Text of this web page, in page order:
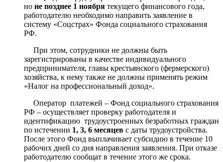
но не позднее 1 ноября текущего финансового года,
работодателю необходимо направить заявление в
систему «Соцстрах» Фонда социального страхования
РФ.
При этом, сотрудники не должны быть
зарегистрированы в качестве индивидуального
предпринимателя, главы крестьянского (фермерского)
хозяйства, к нему также не должны применять режим
«Налог на профессиональный доход».
Оператор платежей – Фонд социального страхования
РФ – осуществляет проверку работодателя и
идентификацию трудоустроенных безработных граждан
по истечении 1, 3, 6 месяцев с даты трудоустройства.
После этого Фонд выплачивает субсидию в течение 10
рабочих дней со дня направления заявления. При отказе
работодателю сообщат в течение этого же срока.